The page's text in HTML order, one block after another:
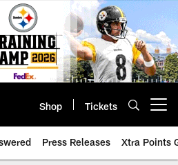
Shop Tickets
Press Releases Xtra Points